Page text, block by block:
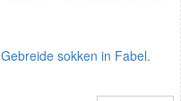
Gebreide sokken in Fabel.